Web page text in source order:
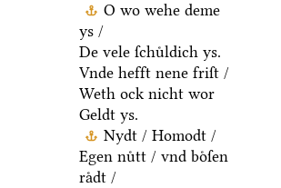
O wo wehe deme
ys /
De vele ſchuͤldich ys.
Vnde hefft nene friſt /
Weth ock nicht wor
Geldt ys.
Nydt / Homodt /
Egen nuͤtt / vnd boͤſen
raͤdt /